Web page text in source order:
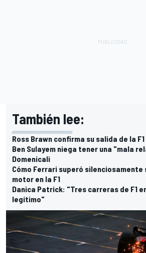
También lee:
Ross Brawn confirma su salida de la F1
Ben Sulayem niega tener una "mala
Domenicali
Cómo Ferrari superó silenciosamente
motor en la F1
Danica Patrick: "Tres carreras de F1
legítimo"